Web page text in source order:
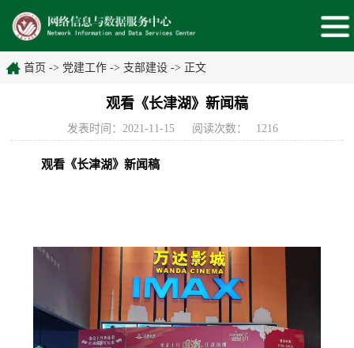
首页 -> 党建工作 -> 支部建设 -> 正文
观看《长津湖》新闻稿
发表时间：2021-11-15 阅读次数： 1216
观看《长津湖》新闻稿